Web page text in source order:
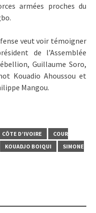
armées proches du
veut voir témoigner
de l’Assemblée
Guillaume Soro,
Kouadio Ahoussou et
Mangou.
CÔTE D’IVOIRE
COUR
KOUADJO BOIQUI
SIMONE